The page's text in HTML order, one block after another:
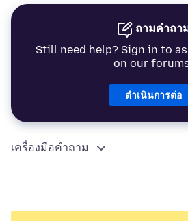
ถามคำถา
Still need help? Sign in to
on our
ดำเนินการต่อ
เครื่องมือคำถาม